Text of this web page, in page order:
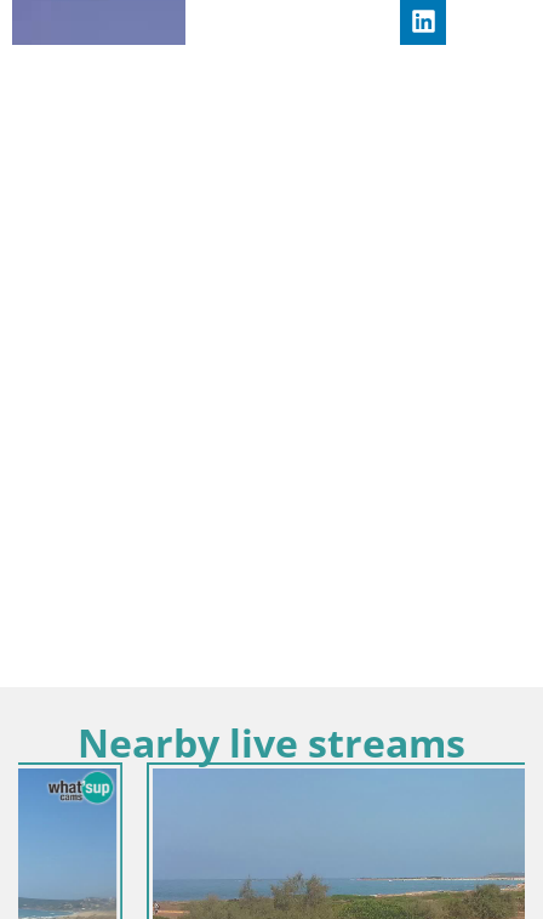
Nearby live streams